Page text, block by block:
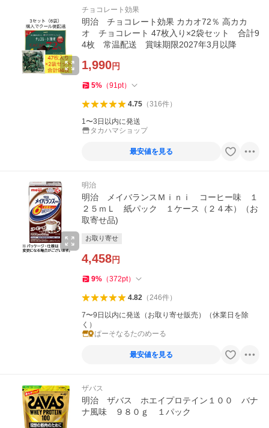
チョコレート効果
明治 チョコレート効果 カカオ72％ 高カカ
オ チョコレート 47枚入り×2袋セット 合計9
4枚 常温配送 賞味期限2027年3月以降
1,990円
5% （91pt）
4.75（316件）
1〜3日以内に発送
タカハマショップ
最安値を見る
明治
明治 メイバランスＭｉｎｉ コーヒー味 １
２５ｍＬ 紙パック １ケース（２４本）（お
取寄せ品)
お取り寄せ
4,458円
9% （372pt）
4.82（246件）
7〜9日以内に発送（お取り寄せ販売）（休業日を除
く）
ぱーそなるたのめーる
最安値を見る
ザバス
明治 ザバス ホエイプロテイン１００ バナ
ナ風味 ９８０ｇ １パック